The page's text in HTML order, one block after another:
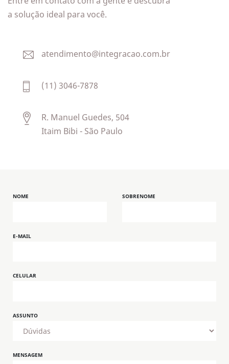
a solução ideal para você.
atendimento@integracao.com.br
(11) 3046-7878
R. Manuel Guedes, 504
Itaim Bibi - São Paulo
NOME SOBRENOME
E-MAIL
CELULAR
ASSUNTO
MENSAGEM